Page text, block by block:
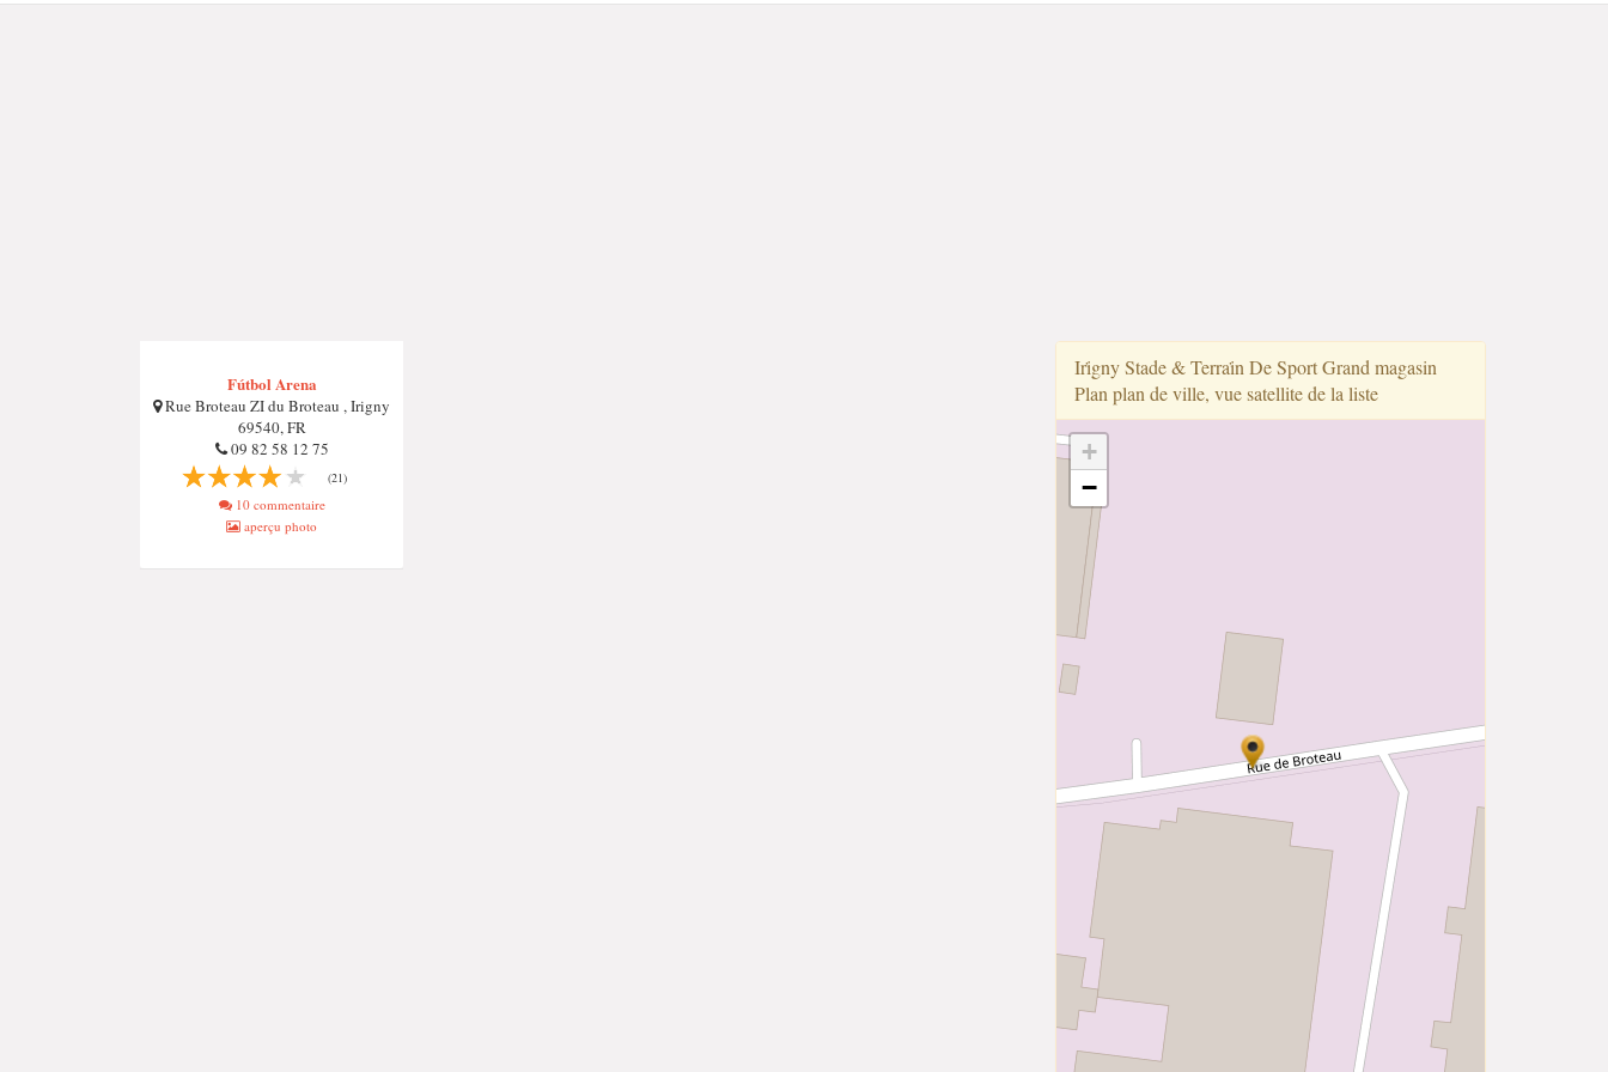
Fútbol Arena
Rue Broteau ZI du Broteau , Irigny
69540, FR
09 82 58 12 75
(21)
10 commentaire
aperçu photo
Iri̇gny Stade & Terrai̇n De Sport Grand magasin
Plan plan de ville, vue satellite de la liste
+
−